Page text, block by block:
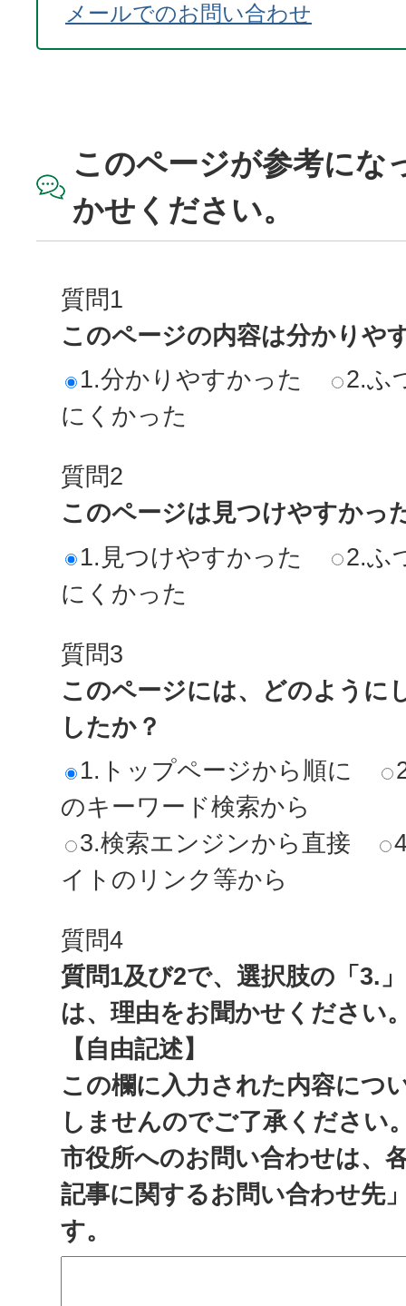
メールでのお問い合わせ
このページが参考にな
かせください。
質問1
このページの内容は分かりや
1.分かりやすかった
2.ふ
にくかった
質問2
このページは見つけやすかっ
1.見つけやすかった
2.ふ
にくかった
質問3
このページには、どのように
したか？
1.トップページから順に
のキーワード検索から
3.検索エンジンから直接
イトのリンク等から
質問4
質問1及び2で、選択肢の「3.
は、理由をお聞かせください
【自由記述】
この欄に入力された内容につ
しませんのでご了承ください
市役所へのお問い合わせは、
記事に関するお問い合わせ先
す。